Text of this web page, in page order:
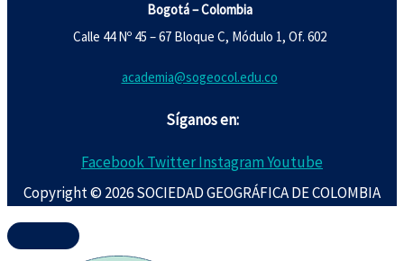
Bogotá – Colombia
Calle 44 Nº 45 – 67 Bloque C, Módulo 1, Of. 602
academia@sogeocol.edu.co
Síganos en:
FacebookTwitterInstagramYoutube
Copyright © 2026 SOCIEDAD GEOGRÁFICA DE COLOMBIA